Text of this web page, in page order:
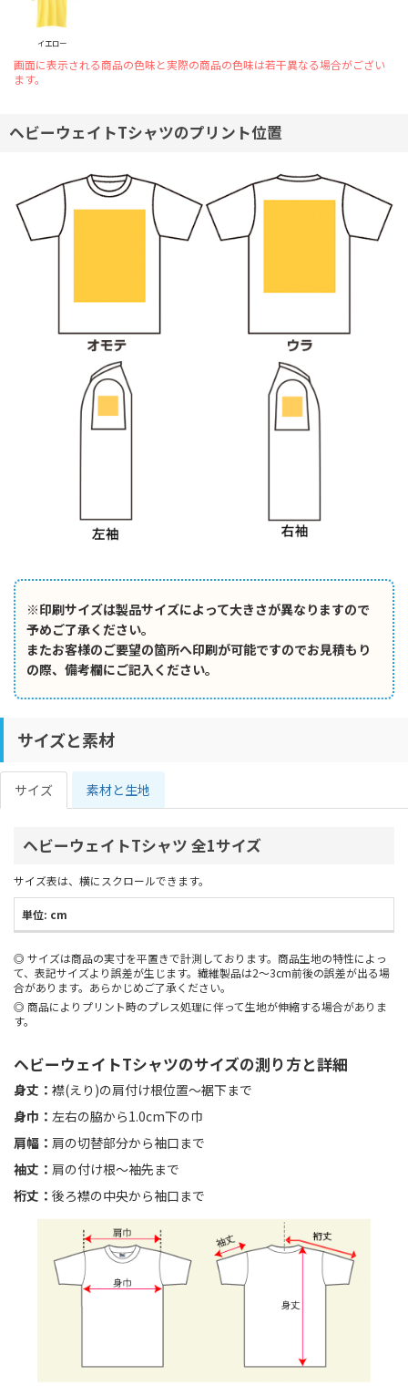
イエロー
画面に表示される商品の色味と実際の商品の色味は若干異なる場合がござい
ます。
ヘビーウェイトTシャツのプリント位置
※印刷サイズは製品サイズによって大きさが異なりますので
予めご了承ください。
またお客様のご要望の箇所へ印刷が可能ですのでお見積もり
の際、備考欄にご記入ください。
サイズと素材
サイズ 素材と生地
ヘビーウェイトTシャツ 全1サイズ
サイズ表は、横にスクロールできます。
単位: cm
サイズは商品の実寸を平置きで計測しております。商品生地の特性によっ
て、表記サイズより誤差が生じます。繊維製品は2～3cm前後の誤差が出る場
合があります。あらかじめご了承ください。
商品によりプリント時のプレス処理に伴って生地が伸縮する場合がありま
す。
ヘビーウェイトTシャツのサイズの測り方と詳細
身丈： 襟(えり)の肩付け根位置〜裾下まで
身巾： 左右の脇から1.0cm下の巾
肩幅： 肩の切替部分から袖口まで
袖丈： 肩の付け根〜袖先まで
裄丈： 後ろ襟の中央から袖口まで